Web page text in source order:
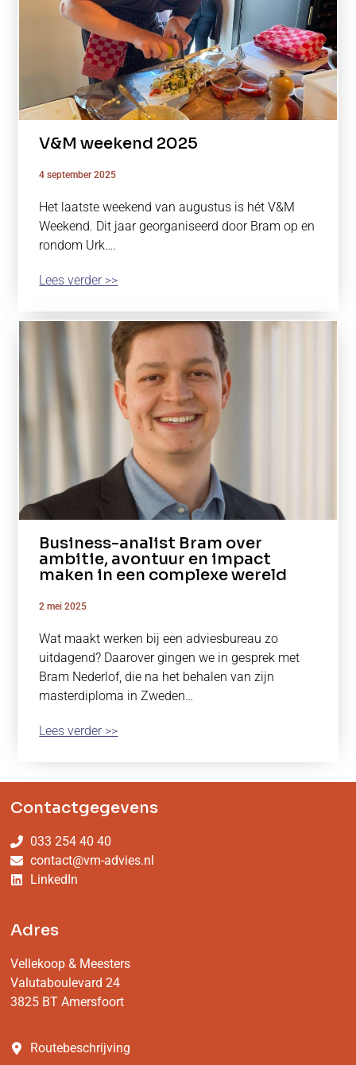
V&M weekend 2025
4 september 2025
Het laatste weekend van augustus is hét V&M
Weekend. Dit jaar georganiseerd door Bram op en
rondom Urk….
Lees verder >>
Business-analist Bram over
ambitie, avontuur en impact
maken in een complexe wereld
2 mei 2025
Wat maakt werken bij een adviesbureau zo
uitdagend? Daarover gingen we in gesprek met
Bram Nederlof, die na het behalen van zijn
masterdiploma in Zweden…
Lees verder >>
Contactgegevens
033 254 40 40
contact@vm-advies.nl
LinkedIn
Adres
Vellekoop & Meesters
Valutaboulevard 24
3825 BT Amersfoort
Routebeschrijving